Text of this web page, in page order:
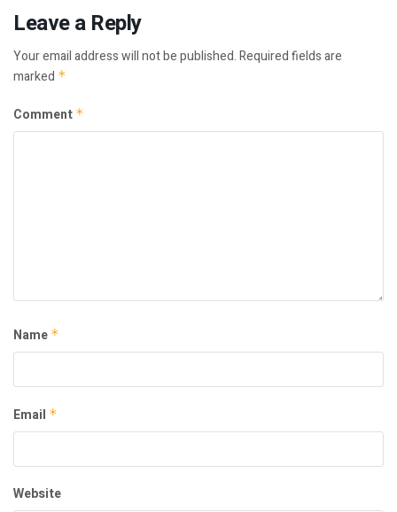
Leave a Reply
Your email address will not be published.Required fields are
marked *
Comment *
Name *
Email *
Website